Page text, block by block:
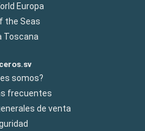
Europa
the Seas
Toscana
somos?
frecuentes
de venta